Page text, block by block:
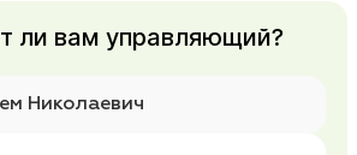
ли вам управляющий?